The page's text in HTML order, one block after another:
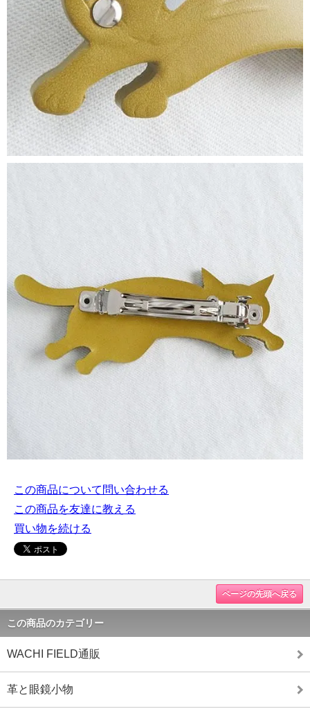
この商品について問い合わせる
この商品を友達に教える
買い物を続ける
ページの先頭へ戻る
この商品のカテゴリー
WACHI FIELD通販
革と眼鏡小物